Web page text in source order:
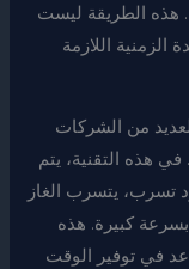
هذه الطريقة ليست
اللازمة
من الشركات
. في هذه التقنية، يتم
تسرب، يتسرب الغاز
كبيرة. هذه
في توفير الوقت